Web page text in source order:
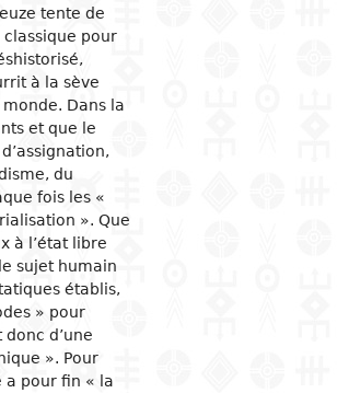
tente de
pour
à la sève
Dans la
et que le
du
fois les «
». Que
à l’état libre
sujet humain
établis,
» pour
donc d’une
». Pour
a pour fin « la